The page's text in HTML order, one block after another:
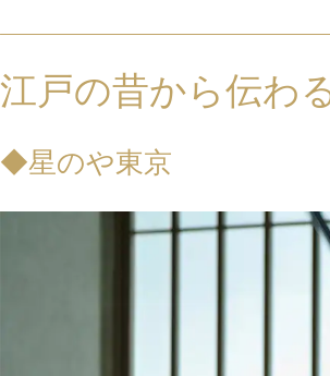
江戸の昔から伝わ
◆星のや東京